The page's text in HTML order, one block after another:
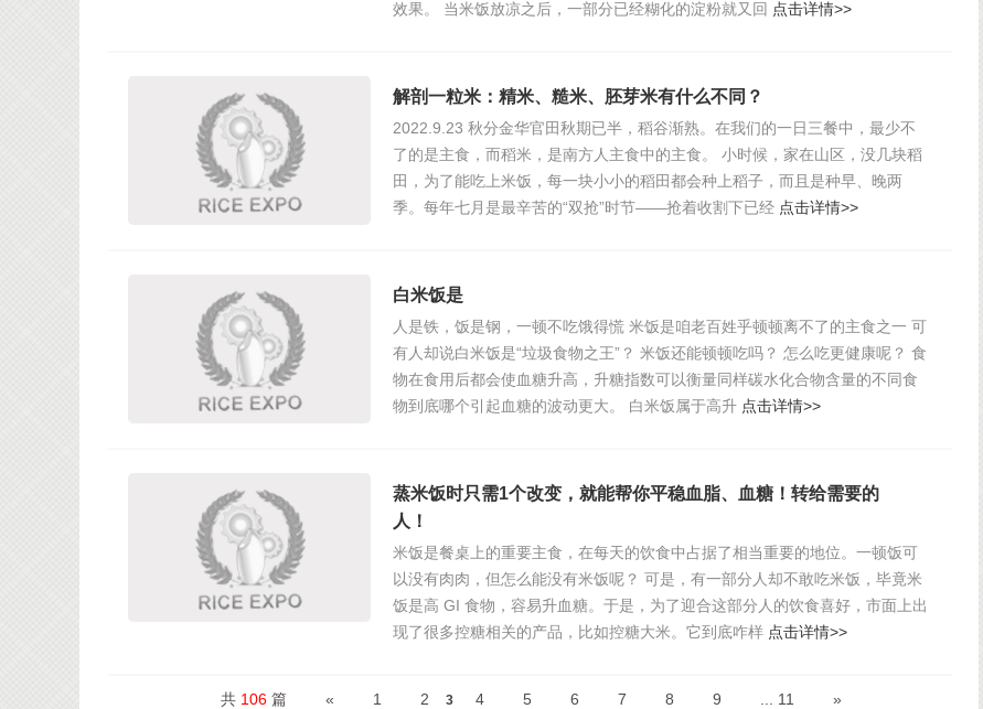
效果。 当米饭放凉之后，一部分已经糊化的淀粉就又回 点击详情>>
解剖一粒米：精米、糙米、胚芽米有什么不同？
2022.9.23 秋分金华官田秋期已半，稻谷渐熟。在我们的一日三餐中，最少不
了的是主食，而稻米，是南方人主食中的主食。 小时候，家在山区，没几块稻
田，为了能吃上米饭，每一块小小的稻田都会种上稻子，而且是种早、晚两
季。每年七月是最辛苦的“双抢”时节——抢着收割下已经 点击详情>>
白米饭是
人是铁，饭是钢，一顿不吃饿得慌 米饭是咱老百姓乎顿顿离不了的主食之一 可
有人却说白米饭是“垃圾食物之王”？ 米饭还能顿顿吃吗？ 怎么吃更健康呢？ 食
物在食用后都会使血糖升高，升糖指数可以衡量同样碳水化合物含量的不同食
物到底哪个引起血糖的波动更大。 白米饭属于高升 点击详情>>
蒸米饭时只需1个改变，就能帮你平稳血脂、血糖！转给需要的
人！
米饭是餐桌上的重要主食，在每天的饮食中占据了相当重要的地位。一顿饭可
以没有肉肉，但怎么能没有米饭呢？ 可是，有一部分人却不敢吃米饭，毕竟米
饭是高 GI 食物，容易升血糖。于是，为了迎合这部分人的饮食喜好，市面上出
现了很多控糖相关的产品，比如控糖大米。它到底咋样 点击详情>>
共 106 篇 « 1 2 3 4 5 6 7 8 9 ... 11 »